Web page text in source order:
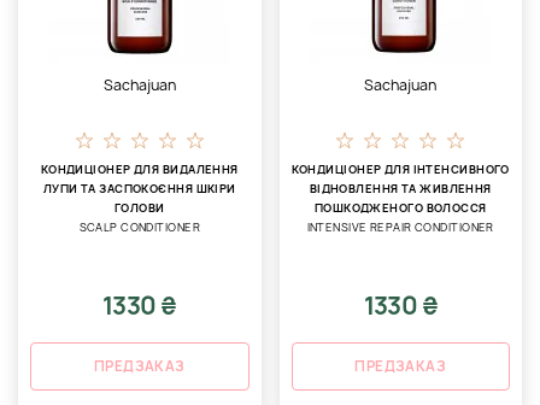
Sachajuan
КОНДИЦІОНЕР ДЛЯ ВИДАЛЕННЯ
ЛУПИ ТА ЗАСПОКОЄННЯ ШКІРИ
ГОЛОВИ
SCALP CONDITIONER
1330 ₴
ПРЕДЗАКАЗ
Sachajuan
КОНДИЦІОНЕР ДЛЯ ІНТЕНСИВНОГО
ВІДНОВЛЕННЯ ТА ЖИВЛЕННЯ
ПОШКОДЖЕНОГО ВОЛОССЯ
INTENSIVE REPAIR CONDITIONER
1330 ₴
ПРЕДЗАКАЗ